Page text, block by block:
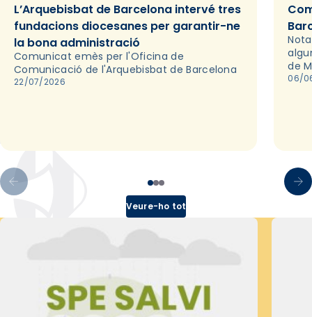
L’Arquebisbat de Barcelona intervé tres
fundacions diocesanes per garantir-ne
la bona administració
Comunicat emès per l'Oficina de
Comunicació de l'Arquebisbat de Barcelona
22/07/2026
de
06/
Veure-ho tot